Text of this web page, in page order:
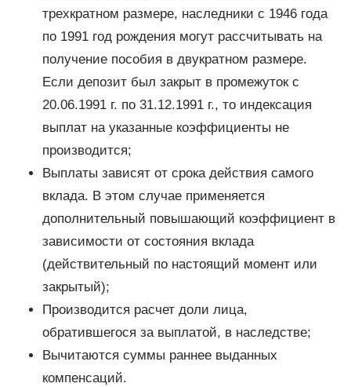
трехкратном размере, наследники с 1946 года
по 1991 год рождения могут рассчитывать на
получение пособия в двукратном размере.
Если депозит был закрыт в промежуток с
20.06.1991 г. по 31.12.1991 г., то индексация
выплат на указанные коэффициенты не
производится;
Выплаты зависят от срока действия самого
вклада. В этом случае применяется
дополнительный повышающий коэффициент в
зависимости от состояния вклада
(действительный по настоящий момент или
закрытый);
Производится расчет доли лица,
обратившегося за выплатой, в наследстве;
Вычитаются суммы раннее выданных
компенсаций.